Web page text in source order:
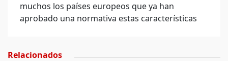
muchos los países europeos que ya han
aprobado una normativa estas características
Relacionados